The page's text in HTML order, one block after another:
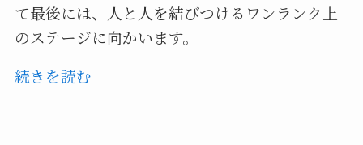
て最後には、人と人を結びつけるワンランク上
のステージに向かいます。
続きを読む